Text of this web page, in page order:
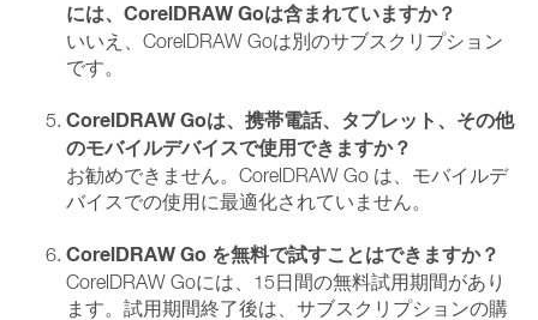
には、CorelDRAW Goは含まれていますか？
いいえ、CorelDRAW Goは別のサブスクリプション
です。
CorelDRAW Goは、携帯電話、タブレット、その他
のモバイルデバイスで使用できますか？
お勧めできません。CorelDRAW Go は、モバイルデ
バイスでの使用に最適化されていません。
CorelDRAW Go を無料で試すことはできますか？
CorelDRAW Goには、15日間の無料試用期間があり
ます。試用期間終了後は、サブスクリプションの購